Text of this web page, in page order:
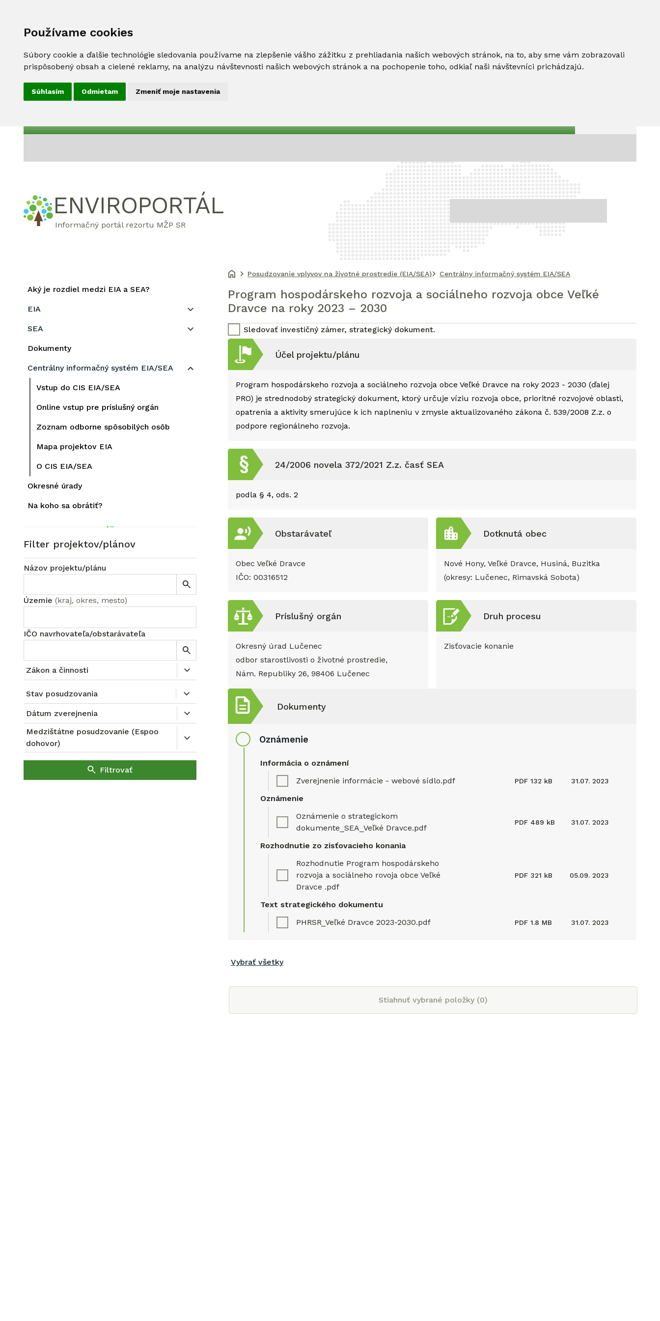
Používame cookies
Súbory cookie a ďalšie technológie sledovania používame na zlepšenie vášho zážitku z prehliadania našich webových stránok, na to, aby sme vám zobrazovali
prispôsobený obsah a cielené reklamy, na analýzu návštevnosti našich webových stránok a na pochopenie toho, odkiaľ naši návštevníci prichádzajú.
Súhlasím Odmietam Zmeniť moje nastavenia
ENVIROPORTÁL
Informačný portál rezortu MŽP SR
Aký je rozdiel medzi EIA a SEA?
EIA
SEA
Dokumenty
Centrálny informačný systém EIA/SEA
Vstup do CIS EIA/SEA
Online vstup pre príslušný orgán
Zoznam odborne spôsobilých osôb
Mapa projektov EIA
O CIS EIA/SEA
Okresné úrady
Na koho sa obrátiť?
Filter projektov/plánov
Názov projektu/plánu
Územie (kraj, okres, mesto)
IČO navrhovateľa/obstarávateľa
Zákon a činnosti
Stav posudzovania
Dátum zverejnenia
Medzištátne posudzovanie (Espoo
dohovor)
Filtrovať
Posudzovanie vplyvov na životné prostredie (EIA/SEA) Centrálny informačný systém EIA/SEA
Program hospodárskeho rozvoja a sociálneho rozvoja obce Veľké
Dravce na roky 2023 – 2030
Sledovať investičný zámer, strategický dokument.
Účel projektu/plánu
Program hospodárskeho rozvoja a sociálneho rozvoja obce Veľké Dravce na roky 2023 - 2030 (ďalej
PRO) je strednodobý strategický dokument, ktorý určuje víziu rozvoja obce, prioritné rozvojové oblasti,
opatrenia a aktivity smerujúce k ich naplneniu v zmysle aktualizovaného zákona č. 539/2008 Z.z. o
podpore regionálneho rozvoja.
24/2006 novela 372/2021 Z.z. časť SEA
podla § 4, ods. 2
Obstarávateľ
Obec Veľké Dravce
IČO: 00316512
Dotknutá obec
Nové Hony, Veľké Dravce, Husiná, Buzitka
(okresy: Lučenec, Rimavská Sobota)
Príslušný orgán
Okresný úrad Lučenec
odbor starostlivosti o životné prostredie,
Nám. Republiky 26, 98406 Lučenec
Druh procesu
Zisťovacie konanie
Dokumenty
Oznámenie
Informácia o oznámení
Zverejnenie informácie - webové sídlo.pdf
PDF 132 kB 31.07. 2023
Oznámenie
Oznámenie o strategickom
dokumente_SEA_Veľké Dravce.pdf
PDF 489 kB 31.07. 2023
Rozhodnutie zo zisťovacieho konania
Rozhodnutie Program hospodárskeho
rozvoja a sociálneho rovoja obce Veľké
Dravce .pdf
PDF 321 kB 05.09. 2023
Text strategického dokumentu
PHRSR_Veľké Dravce 2023-2030.pdf
PDF 1.8 MB 31.07. 2023
Vybrať všetky
Stiahnuť vybrané položky (0)